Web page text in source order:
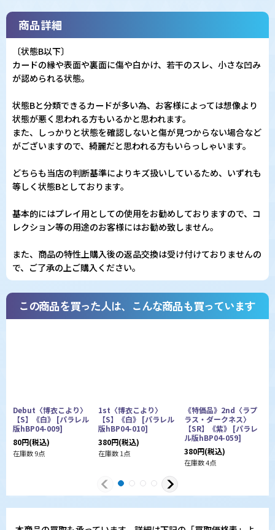
商品詳細
〔状態B以下〕
カードの縁や表面や裏面に傷や白かけ、若干のスレ、小さな凹み
が認められる状態。
状態Bと分類できるカードが多い為、お客様によっては想像より
状態が悪く思われる方もいるかと思われます。
また、しっかりと状態を確認しないと傷が見つからない場合など
がございますので、綺麗だと思われる方もいらっしゃいます。
どちらも当店の判断基準によりキズ扱いしているため、いずれも
等しく状態Bとしております。
基本的にはプレイ用としての使用をお勧めしておりますので、コ
レクション等の用途のお客様にはお勧め致しません。
また、商品の特性上購入後の返品交換は受け付けておりませんの
で、ご了承の上ご購入ください。
この商品を買った人は、こんな商品も買っています
Debut〈博衣こより〉
【S】《白》 [パラレル
版hBP04-009]
80円(税込)
在庫数 9点
1st〈博衣こより〉
【S】《白》 [パラレル
版hBP04-010]
380円(税込)
在庫数 1点
《特価品》2nd〈ラプ
ラス・ダークネス〉
【SR】《紫》 [パラレ
ル版hBP04-059]
380円(税込)
在庫数 4点